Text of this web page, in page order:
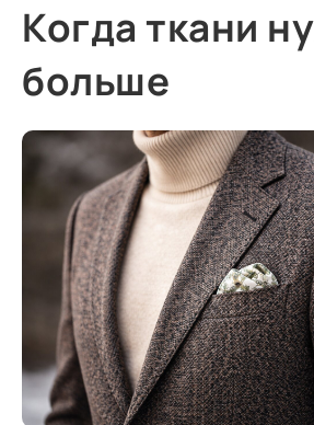
Когда ткани
больше